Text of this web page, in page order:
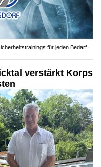
für jeden Bedarf
verstärkt Korps